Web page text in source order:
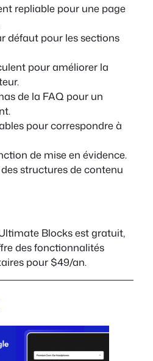
repliable pour une page
défaut pour les sections
pour améliorer la
de la FAQ pour un
pour correspondre à
de mise en évidence.
structures de contenu
Blocks est gratuit,
des fonctionnalités
pour $49/an.